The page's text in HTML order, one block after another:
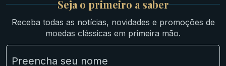
Ibéricas
Lotes Grandes
Material Numismático
NGC e NNC Encapsuladas
Novidades
Seja o primeiro a saber
Receba todas as notícias, novidades e promoções de
moedas clássicas em primeira mão.